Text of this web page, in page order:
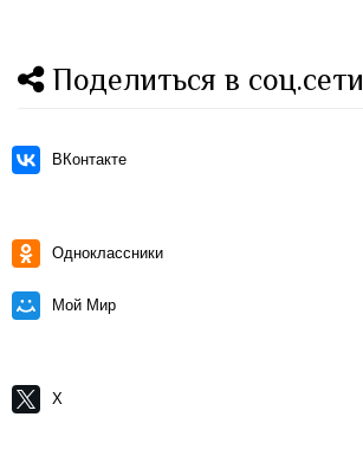
Поделиться в соц.сети
ВКонтакте
Одноклассники
Мой Мир
X